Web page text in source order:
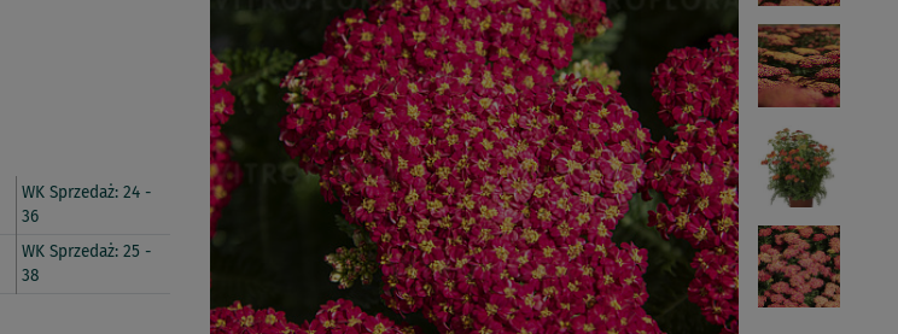
WK Sprzedaż: 24 -
36
WK Sprzedaż: 25 -
38